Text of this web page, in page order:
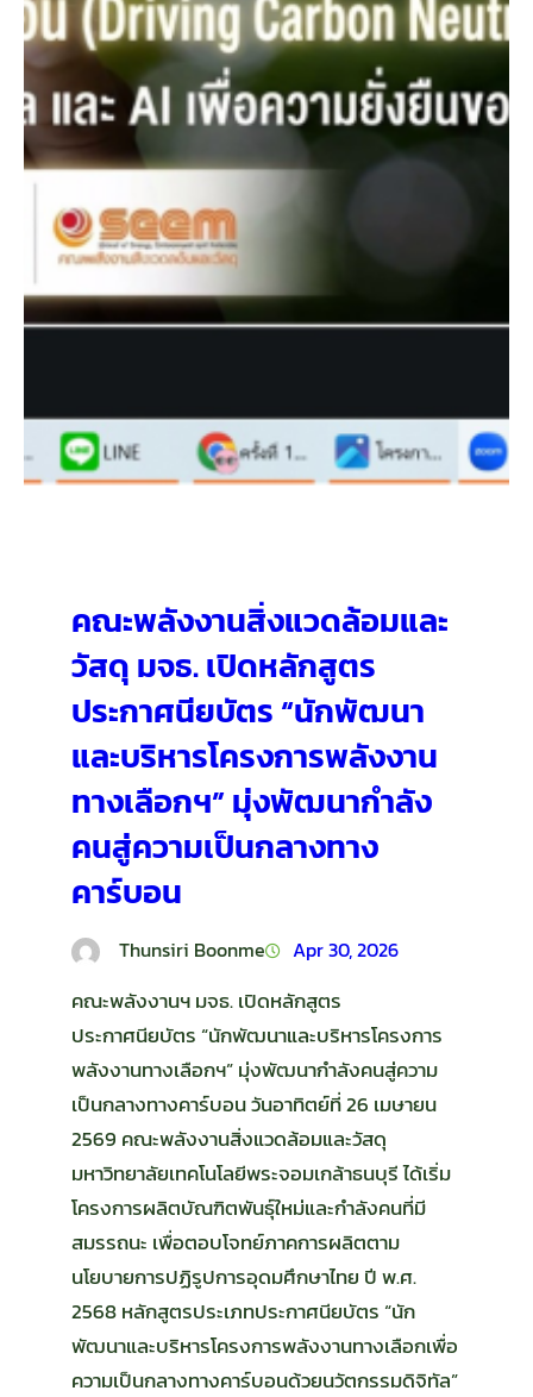
คณะพลังงานสิ่งแวดล้อมและ
วัสดุ มจธ. เปิดหลักสูตร
ประกาศนียบัตร “นักพัฒนา
และบริหารโครงการพลังงาน
ทางเลือกฯ” มุ่งพัฒนากำลัง
คนสู่ความเป็นกลางทาง
คาร์บอน
Thunsiri Boonme Apr 30, 2026
คณะพลังงานฯ มจธ. เปิดหลักสูตร
ประกาศนียบัตร “นักพัฒนาและบริหารโครงการ
พลังงานทางเลือกฯ” มุ่งพัฒนากำลังคนสู่ความ
เป็นกลางทางคาร์บอน วันอาทิตย์ที่ 26 เมษายน
2569 คณะพลังงานสิ่งแวดล้อมและวัสดุ
มหาวิทยาลัยเทคโนโลยีพระจอมเกล้าธนบุรี ได้เริ่ม
โครงการผลิตบัณฑิตพันธุ์ใหม่และกำลังคนที่มี
สมรรถนะ เพื่อตอบโจทย์ภาคการผลิตตาม
นโยบายการปฏิรูปการอุดมศึกษาไทย ปี พ.ศ.
2568 หลักสูตรประเภทประกาศนียบัตร “นัก
พัฒนาและบริหารโครงการพลังงานทางเลือกเพื่อ
ความเป็นกลางทางคาร์บอนด้วยนวัตกรรมดิจิทัล”